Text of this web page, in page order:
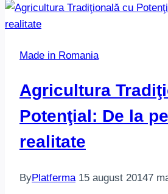
Made in Romania
Agricultura
Potenţial: De la
realitate
ByPlatferma 15 august 20147